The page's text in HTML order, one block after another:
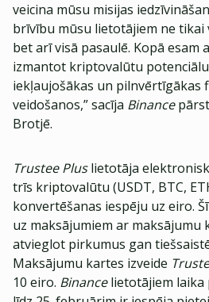
veicina mūsu misijas
brīvību mūsu lietotājiem ne tikai
bet arī visā pasaulē. Kopā esam
izmantot kriptovalūtu
iekļaujošākas un pilnvērtīgākas
veidošanos,” sacīja Binance
Brotjē.
Trustee Pluslietotāja
trīs kriptovalūtu (USDT, BTC,
konvertēšanas iespēju uz eiro.
uz maksājumiem ar maksājumu
atvieglot pirkumus gan
Maksājumu kartes izveide
10 eiro. Binancelietotājiem laika